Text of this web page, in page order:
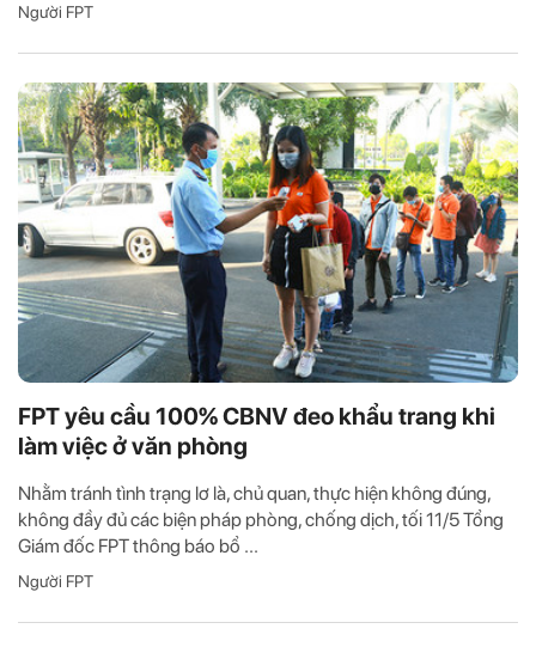
Người FPT
FPT yêu cầu 100% CBNV đeo khẩu trang khi
làm việc ở văn phòng
Nhằm tránh tình trạng lơ là, chủ quan, thực hiện không đúng,
không đầy đủ các biện pháp phòng, chống dịch, tối 11/5 Tổng
Giám đốc FPT thông báo bổ ...
Người FPT